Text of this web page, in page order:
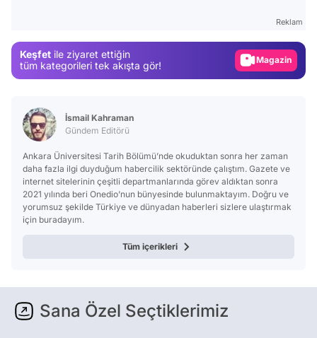
Reklam
Keşfet ile ziyaret ettiğin
tüm kategorileri tek akışta gör!
Magazin
İsmail Kahraman
Gündem Editörü
Ankara Üniversitesi Tarih Bölümü’nde okuduktan sonra her zaman
daha fazla ilgi duyduğum habercilik sektöründe çalıştım. Gazete ve
internet sitelerinin çeşitli departmanlarında görev aldıktan sonra
2021 yılında beri Onedio’nun bünyesinde bulunmaktayım. Doğru ve
yorumsuz şekilde Türkiye ve dünyadan haberleri sizlere ulaştırmak
için buradayım.
Tüm içerikleri
Sana Özel Seçtiklerimiz